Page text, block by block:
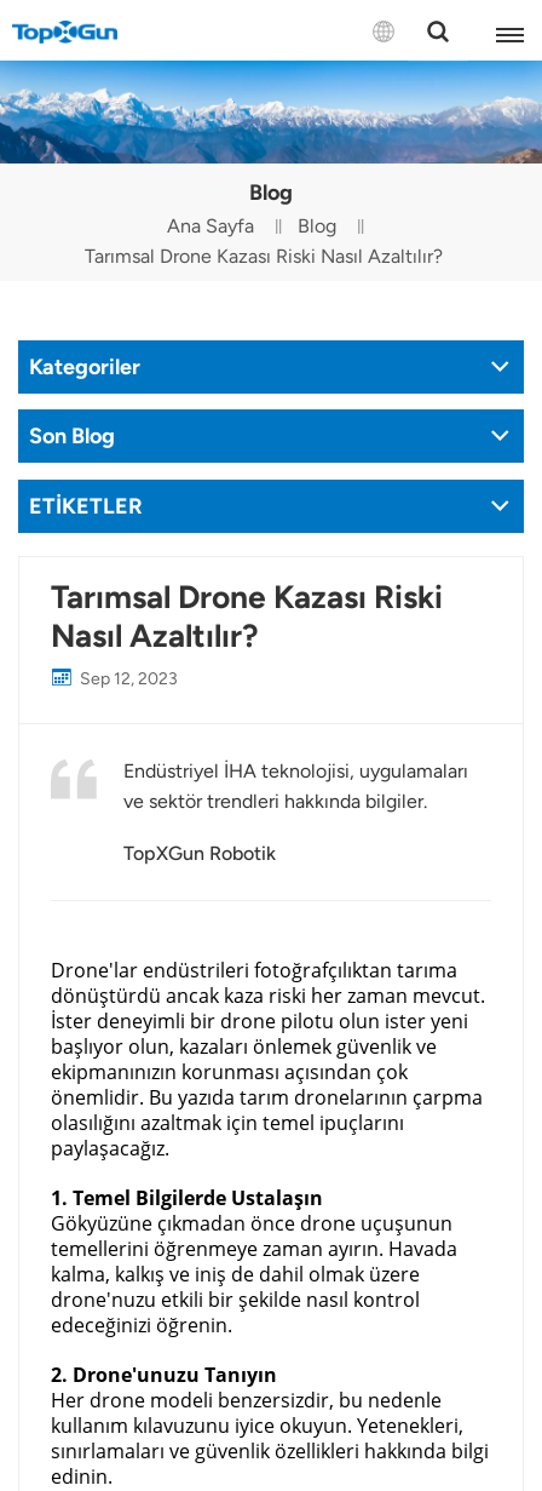
BİZE ULAŞIN
English
Русский
Tiếng Việt
Blog
Ana Sayfa
Blog
Tarımsal Drone Kazası Riski Nasıl Azaltılır?
Kategoriler
Son Blog
ETİKETLER
Tarımsal Drone Kazası Riski
Nasıl Azaltılır?
Sep 12, 2023
Endüstriyel İHA teknolojisi, uygulamaları
ve sektör trendleri hakkında bilgiler.
TopXGun Robotik
Drone'lar endüstrileri fotoğrafçılıktan tarıma
dönüştürdü ancak kaza riski her zaman mevcut.
İster deneyimli bir drone pilotu olun ister yeni
başlıyor olun, kazaları önlemek güvenlik ve
ekipmanınızın korunması açısından çok
önemlidir. Bu yazıda tarım dronelarının çarpma
olasılığını azaltmak için temel ipuçlarını
paylaşacağız.
1. Temel Bilgilerde Ustalaşın
Gökyüzüne çıkmadan önce drone uçuşunun
temellerini öğrenmeye zaman ayırın. Havada
kalma, kalkış ve iniş de dahil olmak üzere
drone'nuzu etkili bir şekilde nasıl kontrol
edeceğinizi öğrenin.
2. Drone'unuzu Tanıyın
Her drone modeli benzersizdir, bu nedenle
kullanım kılavuzunu iyice okuyun. Yetenekleri,
sınırlamaları ve güvenlik özellikleri hakkında bilgi
edinin.